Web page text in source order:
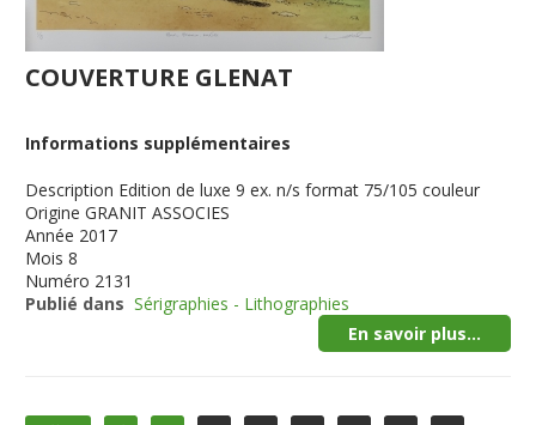
COUVERTURE GLENAT
Informations supplémentaires
Description Edition de luxe 9 ex. n/s format 75/105 couleur
Origine GRANIT ASSOCIES
Année 2017
Mois 8
Numéro 2131
Publié dans Sérigraphies - Lithographies
En savoir plus...